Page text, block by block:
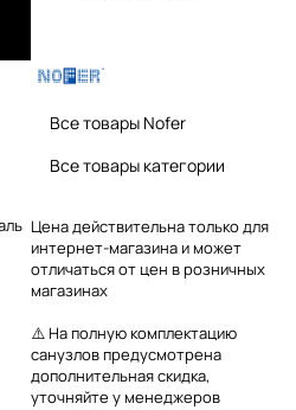
Все товары Nofer
Все товары категории
Цена действительна только для
интернет-магазина и может
отличаться от цен в розничных
магазинах
⚠️ На полную комплектацию
санузлов предусмотрена
дополнительная скидка,
уточняйте у менеджеров